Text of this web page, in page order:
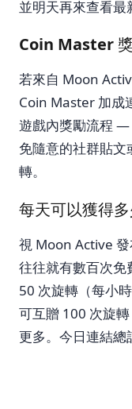
並明天再來查看最
Coin Master
若來自 Moon
Coin Master 加成
遊戲內獎勵流程 —
免隨意的社群貼文
轉。
每天可以獲得
視 Moon Active
往往就有數百次免
50 次旋轉（每小
可互贈 100 次旋
更多。今日連結總